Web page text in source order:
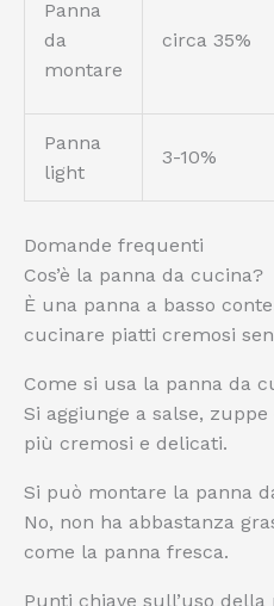
Panna
da
montare
circa 35%
Panna
light
3-10%
Domande frequenti
Cos’è la panna da cucina?
È una panna a basso
cucinare piatti cremosi
Come si usa la panna da
Si aggiunge a salse,
più cremosi e delicati.
Si può montare la panna
No, non ha abbastanza
come la panna fresca.
Punti chiave sull’uso